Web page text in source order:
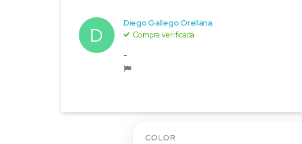
D
Diego Gallego Orellana
Compra verificada
-
COLOR